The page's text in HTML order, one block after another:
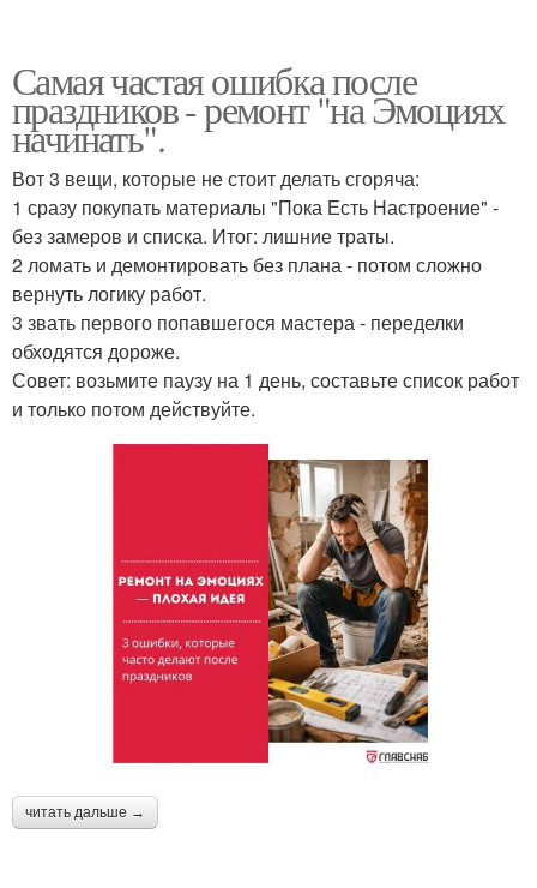
Самая частая ошибка после
праздников - ремонт "на Эмоциях
начинать".
Вот 3 вещи, которые не стоит делать сгоряча:
1 сразу покупать материалы "Пока Есть Настроение" -
без замеров и списка. Итог: лишние траты.
2 ломать и демонтировать без плана - потом сложно
вернуть логику работ.
3 звать первого попавшегося мастера - переделки
обходятся дороже.
Совет: возьмите паузу на 1 день, составьте список работ
и только потом действуйте.
читать дальше →